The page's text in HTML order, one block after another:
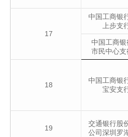
17
中国工商银
上步支
中国工商银
市民中心支
18
中国工商银
宝安支
19
交通银行股
公司深圳罗